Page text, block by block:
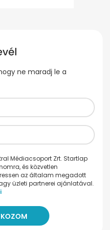
ne maradj le a
Médiacsoport Zrt. Startlap
és közvetlen
az általam megadott
üzleti partnerei ajánlatával.